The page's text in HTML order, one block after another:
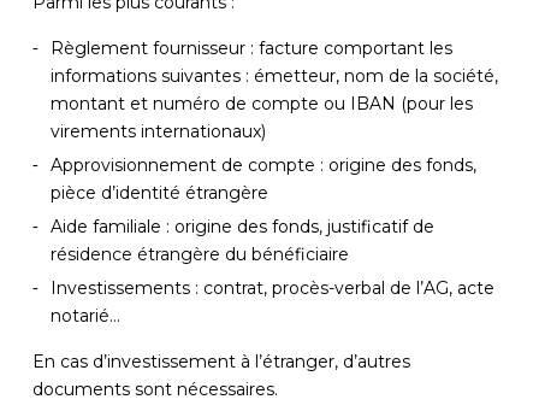
Règlement fournisseur : facture comportant les
informations suivantes : émetteur, nom de la société,
montant et numéro de compte ou IBAN (pour les
virements internationaux)
Approvisionnement de compte : origine des fonds,
pièce d’identité étrangère
Aide familiale : origine des fonds, justificatif de
résidence étrangère du bénéficiaire
Investissements : contrat, procès-verbal de l’AG, acte
notarié…
En cas d’investissement à l’étranger, d’autres
documents sont nécessaires.